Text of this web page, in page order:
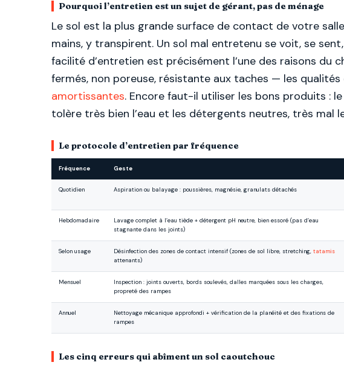
Pourquoi l’entretien est un sujet de gérant, pas de ménage
Le sol est la plus grande surface de contact de votre
mains, y transpirent. Un sol mal entretenu se voit, se
facilité d’entretien est précisément l’une des raisons du
fermés, non poreuse, résistante aux taches — les
amortissantes. Encore faut-il utiliser les bons produits :
tolère très bien l’eau et les détergents neutres, très mal
Le protocole d’entretien par fréquence
Fréquence Geste
Quotidien Aspiration ou balayage : poussières, magnésie, granulats détachés
Hebdomadaire
Lavage complet à l’eau tiède + détergent pH neutre, bien essoré (pas d’eau
stagnante dans les joints)
Selon usage Désinfection des zones de contact intensif (zones de sol libre, stretching, tatamis
attenants)
Mensuel
Inspection : joints ouverts, bords soulevés, dalles marquées sous les charges,
propreté des rampes
Annuel
Nettoyage mécanique approfondi + vérification de la planéité et des fixations de
rampes
Les cinq erreurs qui abîment un sol caoutchouc